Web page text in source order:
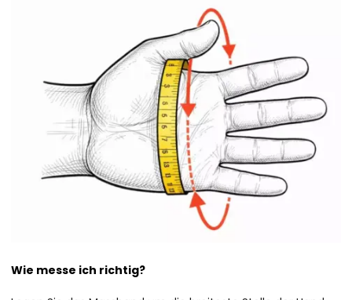
Wie messe ich richtig?